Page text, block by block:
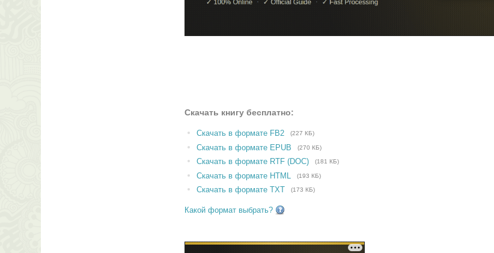
Скачать книгу бесплатно:
Скачать в формате FB2 (227 КБ)
Скачать в формате EPUB (270 КБ)
Скачать в формате RTF (DOC) (181 КБ)
Скачать в формате HTML (193 КБ)
Скачать в формате TXT (173 КБ)
Какой формат выбрать?